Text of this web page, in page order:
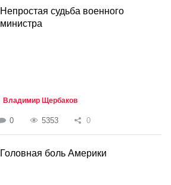
Непростая судьба военного
министра
Владимир Щербаков
0 5353 0
Головная боль Америки